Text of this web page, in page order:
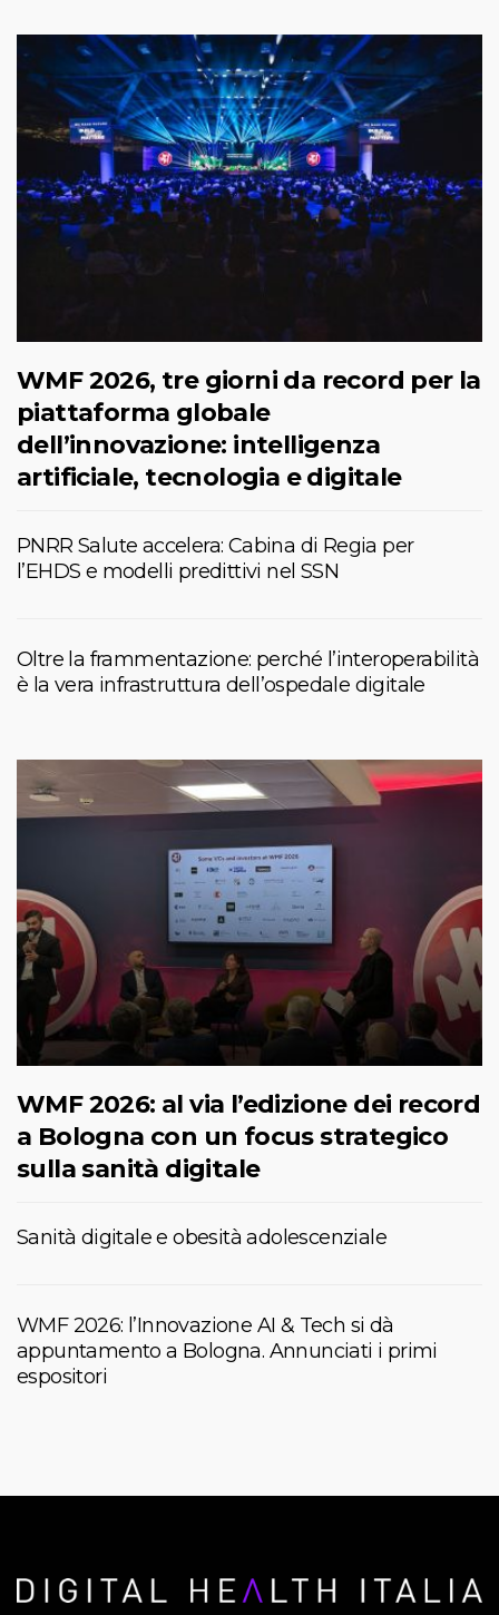
WMF 2026, tre giorni da record per la
piattaforma globale
dell’innovazione: intelligenza
artificiale, tecnologia e digitale
PNRR Salute accelera: Cabina di Regia per
l’EHDS e modelli predittivi nel SSN
Oltre la frammentazione: perché l’interoperabilità
è la vera infrastruttura dell’ospedale digitale
WMF 2026: al via l’edizione dei record
a Bologna con un focus strategico
sulla sanità digitale
Sanità digitale e obesità adolescenziale
WMF 2026: l’Innovazione AI & Tech si dà
appuntamento a Bologna. Annunciati i primi
espositori